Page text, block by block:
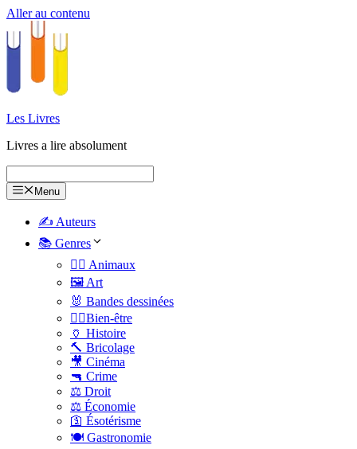
Aller au contenu
Les Livres
Livres a lire absolument
Menu
✍️ Auteurs
📚 Genres
🐕‍🦺 Animaux
🖼️ Art
🐰 Bandes dessinées
🧑‍⚕️Bien-être
🏺 Histoire
🔨 Bricolage
🎥 Cinéma
🔫 Crime
⚖️ Droit
⚖️ Économie
🛐 Ésotérisme
🍽️ Gastronomie